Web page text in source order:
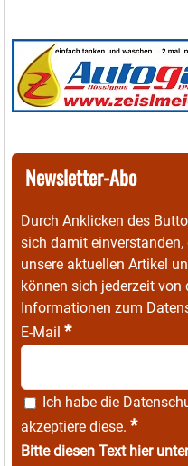
Newsletter-Abo
Durch Anklicken des
sich damit
unsere aktuellen Artikel
können sich jederzeit von
Informationen zum
E-Mail *
Ich habe die
akzeptiere diese. *
Bitte diesen Text hier